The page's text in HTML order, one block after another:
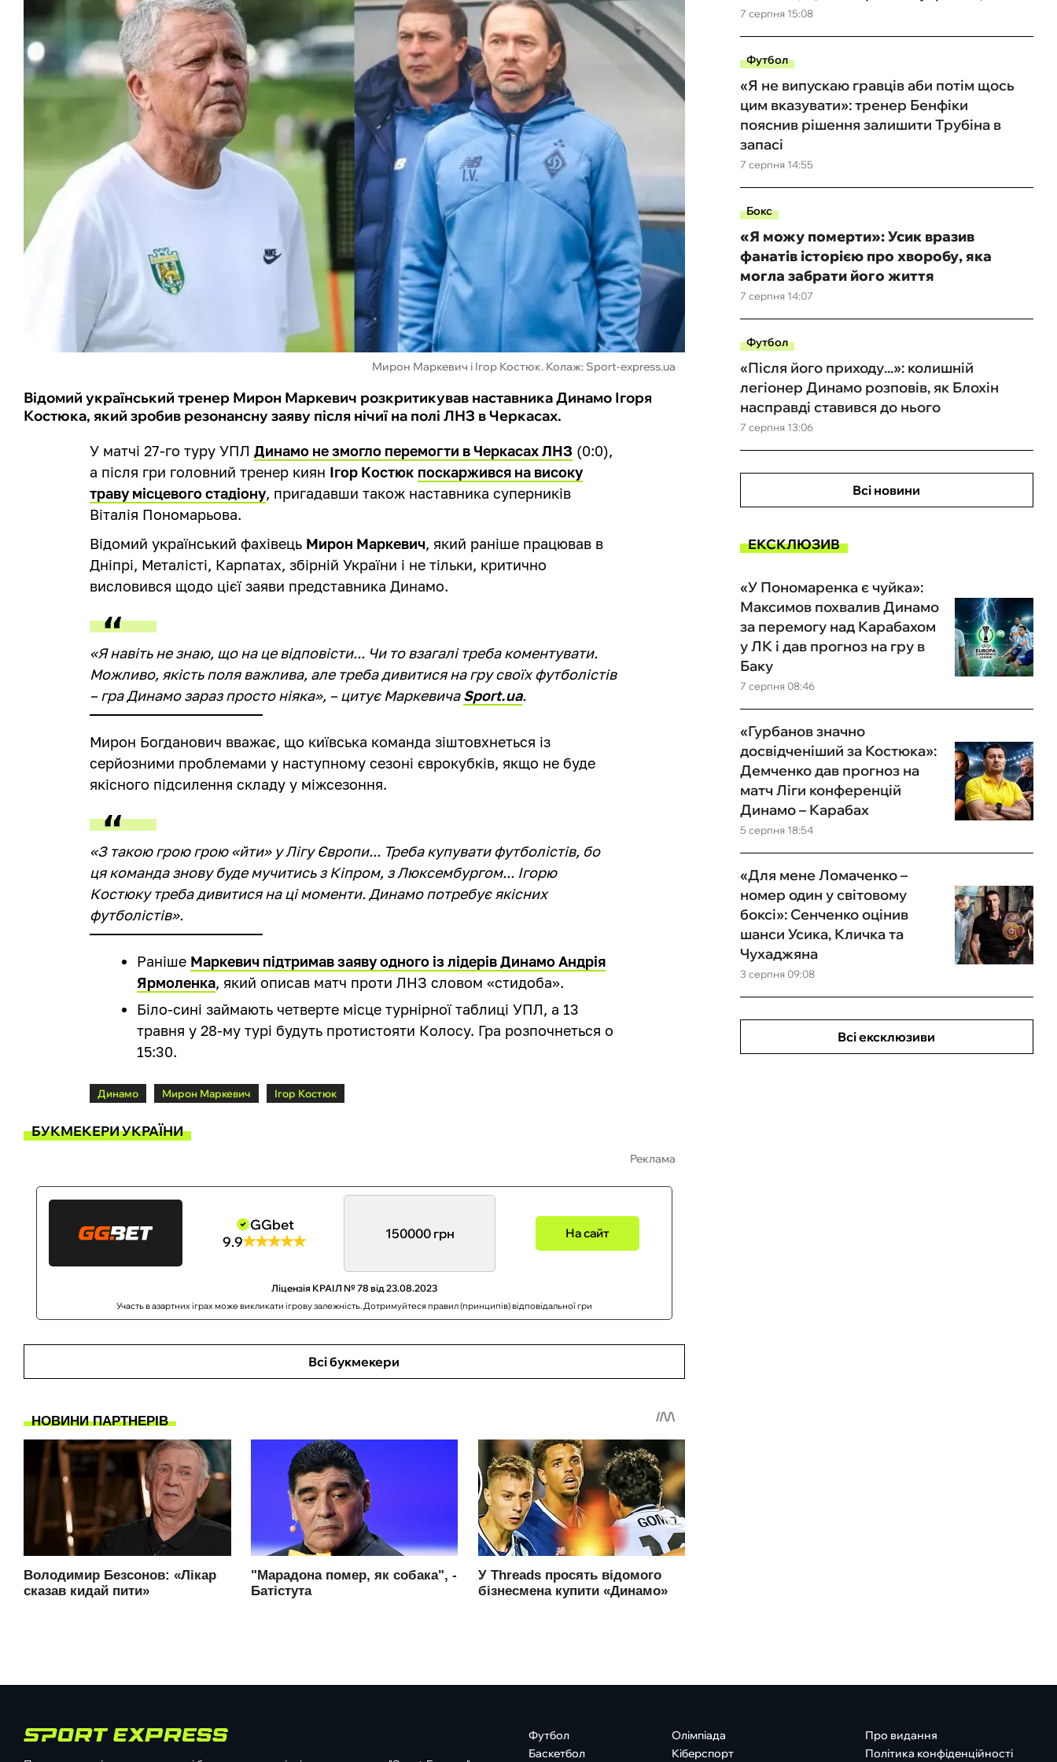
Мирон Маркевич і Ігор Костюк. Колаж: Sport-express.ua
Відомий український тренер Мирон Маркевич розкритикував наставника Динамо Ігоря
Костюка, який зробив резонансну заяву після нічиї на полі ЛНЗ в Черкасах.
У матчі 27-го туру УПЛДинамо не змогло перемогти в Черкасах ЛНЗ (0:0),
а після гри головний тренер киян Ігор Костюк поскаржився на високу
траву місцевого стадіону, пригадавши також наставника суперників
Віталія Пономарьова.
Відомий український фахівець Мирон Маркевич, який раніше працював в
Дніпрі, Металісті, Карпатах, збірній України і не тільки, критично
висловився щодо цієї заяви представника Динамо.
«Я навіть не знаю, що на це відповісти... Чи то взагалі треба коментувати.
Можливо, якість поля важлива, але треба дивитися на гру своїх футболістів
– гра Динамо зараз просто ніяка», – цитує МаркевичаSport.ua.
Мирон Богданович вважає, що київська команда зіштовхнеться із
серйозними проблемами у наступному сезоні єврокубків, якщо не буде
якісного підсилення складу у міжсезоння.
«З такою грою грою «йти» у Лігу Європи... Треба купувати футболістів, бо
ця команда знову буде мучитись з Кіпром, з Люксембургом... Ігорю
Костюку треба дивитися на ці моменти. Динамо потребує якісних
футболістів».
Раніше Маркевич підтримав заяву одного із лідерів Динамо Андрія
Ярмоленка, який описав матч проти ЛНЗ словом «стидоба».
Біло-сині займають четверте місце турнірної таблиці УПЛ, а 13
травня у 28-му турі будуть протистояти Колосу. Гра розпочнеться о
15:30.
Динамо Мирон Маркевич Ігор Костюк
БУКМЕКЕРИ УКРАЇНИ
Реклама
GGbet
9.9
150000 грн На сайт
Ліцензія КРАІЛ № 78 від 23.08.2023
Участь в азартних іграх може викликати ігрову залежність. Дотримуйтеся правил (принципів) відповідальної гри
Всі букмекери
7 серпня 15:08
Футбол
7 серпня 14:55
«Я не випускаю гравців аби потім щось
цим вказувати»: тренер Бенфіки
пояснив рішення залишити Трубіна в
запасі
Бокс
7 серпня 14:07
«Я можу померти»: Усик вразив
фанатів історією про хворобу, яка
могла забрати його життя
Футбол
7 серпня 13:06
«Після його приходу...»: колишній
легіонер Динамо розповів, як Блохін
насправді ставився до нього
Всі новини
ЕКСКЛЮЗИВ
7 серпня 08:46
«У Пономаренка є чуйка»:
Максимов похвалив Динамо
за перемогу над Карабахом
у ЛК і дав прогноз на гру в
Баку
5 серпня 18:54
«Гурбанов значно
досвідченіший за Костюка»:
Демченко дав прогноз на
матч Ліги конференцій
Динамо – Карабах
3 серпня 09:08
«Для мене Ломаченко –
номер один у світовому
боксі»: Сенченко оцінив
шанси Усика, Кличка та
Чухаджяна
Всі ексклюзиви
Футбол
Баскетбол
Олімпіада
Кіберспорт
Про видання
Політика конфіденційності